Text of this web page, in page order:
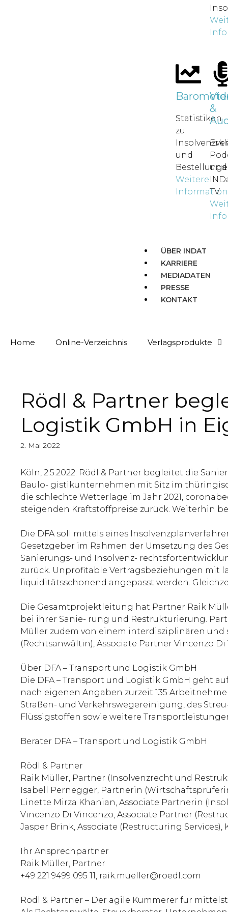
Statistiken
zu
und
Weitere
&
und
TV.
ÜBER INDAT
KARRIERE
MEDIADATEN
PRESSE
KONTAKT
Home Online-Verzeichnis Verlagsprodukte
Rödl & Partner
Logistik GmbH in
2. Mai 2022
Köln, 2.5.2022: Rödl & Partner begleitet die
Baulo- gistikunternehmen mit Sitz im
die schlechte Wetterlage im Jahr 2021,
steigenden Kraftstoffpreise zurück. Weiterhin
Die DFA soll mittels eines
Gesetzgeber im Rahmen der Umsetzung des
Sanierungs- und Insolvenz-
zurück. Unprofitable Vertragsbeziehungen mit
liquiditätsschonend angepasst werden.
Die Gesamtprojektleitung hat Partner Raik
bei ihrer Sanie- rung und Restrukturierung.
Müller zudem von einem interdisziplinären und
(Rechtsanwältin), Associate Partner Vincenzo
Über DFA – Transport und Logistik GmbH
Die DFA – Transport und Logistik GmbH geht
nach eigenen Angaben zurzeit 135
Straßen- und Verkehrswegereinigung, des
Flüssigstoffen sowie weitere
Berater DFA – Transport und Logistik GmbH
Rödl & Partner
Raik Müller, Partner (Insolvenzrecht und
Isabell Pernegger, Partnerin
Linette Mirza Khanian, Associate Partnerin
Vincenzo Di Vincenzo, Associate Partner
Jasper Brink, Associate (Restructuring Services),
Ihr Ansprechpartner
Raik Müller, Partner
+49 221 9499 095 11, raik.mueller@roedl.com
Rödl & Partner – Der agile Kümmerer für